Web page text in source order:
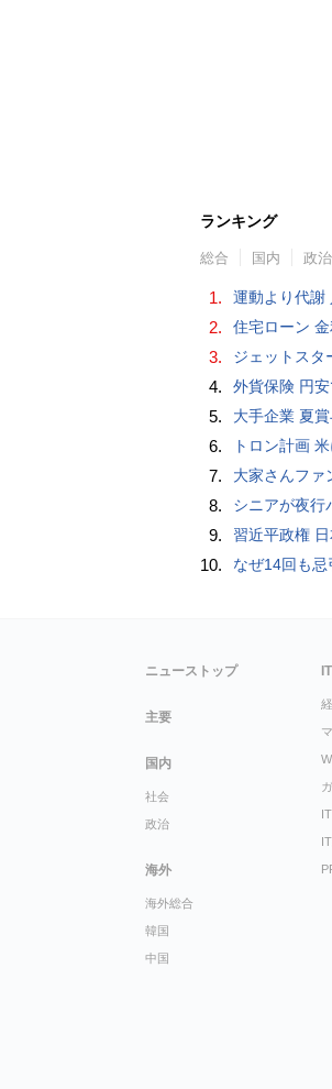
ランキング
総合 国内 政治
1. 運動より代謝
2. 住宅ローン
3. ジェットスタ
4. 外貨保険 円
5. 大手企業 夏
6. トロン計画
7. 大家さんファ
8. シニアが夜行
9. 習近平政権
10. なぜ14回も
ニューストップ
主要
国内
社会
政治
海外
海外総合
韓国
中国